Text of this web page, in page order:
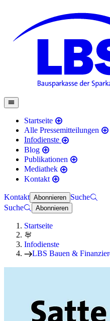
Startseite
Alle Pressemitteilungen
Infodienste
Blog
Publikationen
Mediathek
Kontakt
Kontakt Abonnieren Suche
Suche
Abonnieren
Startseite
Infodienste
LBS Bauen &